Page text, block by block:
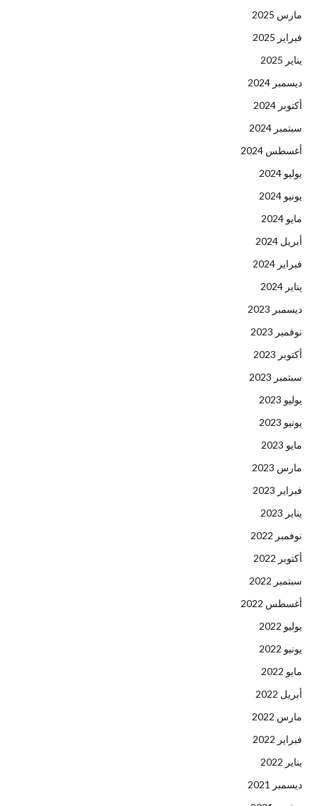
مارس 2025
فبراير 2025
يناير 2025
ديسمبر 2024
أكتوبر 2024
سبتمبر 2024
أغسطس 2024
يوليو 2024
يونيو 2024
مايو 2024
أبريل 2024
فبراير 2024
يناير 2024
ديسمبر 2023
نوفمبر 2023
أكتوبر 2023
سبتمبر 2023
يوليو 2023
يونيو 2023
مايو 2023
مارس 2023
فبراير 2023
يناير 2023
نوفمبر 2022
أكتوبر 2022
سبتمبر 2022
أغسطس 2022
يوليو 2022
يونيو 2022
مايو 2022
أبريل 2022
مارس 2022
فبراير 2022
يناير 2022
ديسمبر 2021